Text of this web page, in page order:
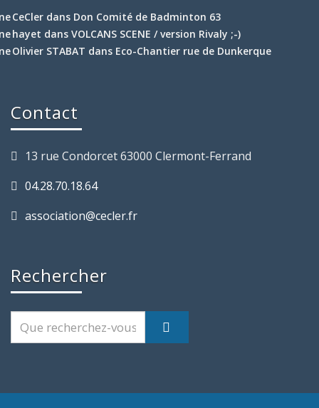
CeCler dans Don Comité de Badminton 63
hayet dans VOLCANS SCENE / version Rivaly ;-)
Olivier STABAT dans Eco-Chantier rue de Dunkerque
Contact
13 rue Condorcet 63000 Clermont-Ferrand
04.28.70.18.64
association@cecler.fr
Rechercher